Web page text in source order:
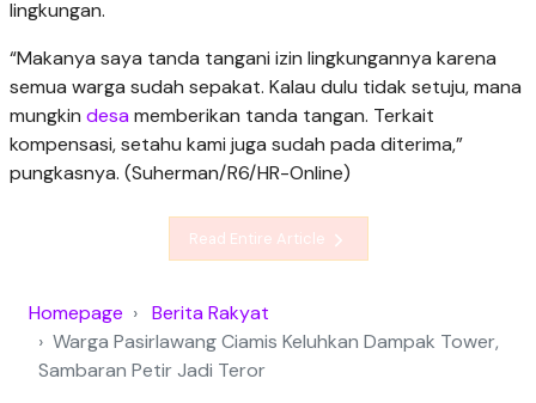
lingkungan.
“Makanya saya tanda tangani izin lingkungannya karena
semua warga sudah sepakat. Kalau dulu tidak setuju, mana
mungkin desamemberikan tanda tangan. Terkait
kompensasi, setahu kami juga sudah pada diterima,”
pungkasnya. (Suherman/R6/HR-Online)
Read Entire Article
Homepage
Berita Rakyat
Warga Pasirlawang Ciamis Keluhkan Dampak Tower,
Sambaran Petir Jadi Teror